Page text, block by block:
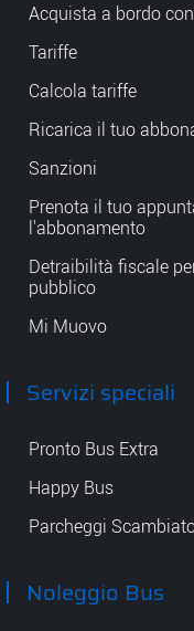
Acquista a bordo
Tariffe
Calcola tariffe
Ricarica il tuo
Sanzioni
Prenota il tuo
l'abbonamento
Detraibilità fiscale
pubblico
Mi Muovo
Servizi speciali
Pronto Bus Extra
Happy Bus
Parcheggi
Noleggio Bus